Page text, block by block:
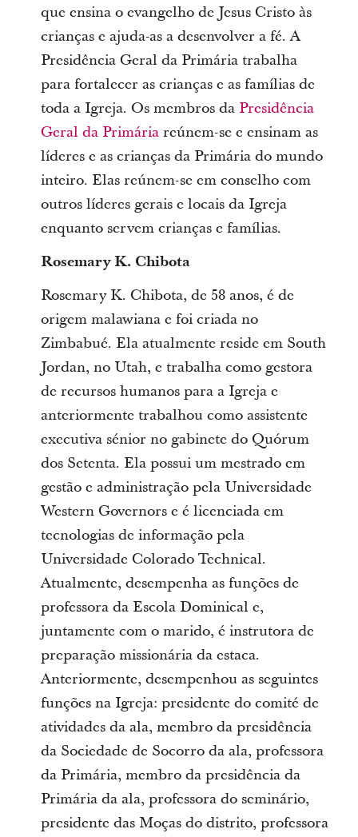
que ensina o evangelho de Jesus Cristo às
crianças e ajuda-as a desenvolver a fé. A
Presidência Geral da Primária trabalha
para fortalecer as crianças e as famílias de
toda a Igreja. Os membros da Presidência
Geral da Primáriareúnem-se e ensinam as
líderes e as crianças da Primária do mundo
inteiro. Elas reúnem-se em conselho com
outros líderes gerais e locais da Igreja
enquanto servem crianças e famílias.
Rosemary K. Chibota
Rosemary K. Chibota, de 58 anos, é de
origem malawiana e foi criada no
Zimbabué. Ela atualmente reside em South
Jordan, no Utah, e trabalha como gestora
de recursos humanos para a Igreja e
anteriormente trabalhou como assistente
executiva sénior no gabinete do Quórum
dos Setenta. Ela possui um mestrado em
gestão e administração pela Universidade
Western Governors e é licenciada em
tecnologias de informação pela
Universidade Colorado Technical.
Atualmente, desempenha as funções de
professora da Escola Dominical e,
juntamente com o marido, é instrutora de
preparação missionária da estaca.
Anteriormente, desempenhou as seguintes
funções na Igreja: presidente do comité de
atividades da ala, membro da presidência
da Sociedade de Socorro da ala, professora
da Primária, membro da presidência da
Primária da ala, professora do seminário,
presidente das Moças do distrito, professora